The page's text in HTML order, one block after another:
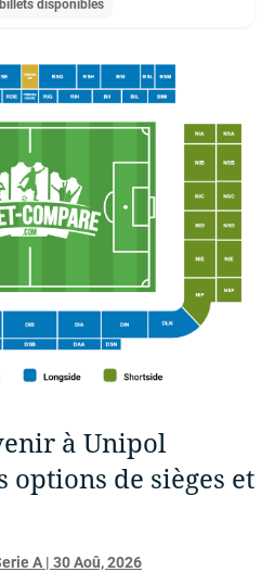
disponibles
à Unipol
options de sièges et
A | 30 Aoû, 2026